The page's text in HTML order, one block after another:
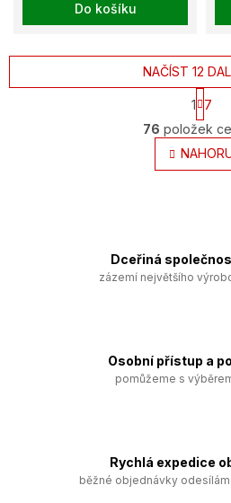
Do košíku
O
v
l
á
p
r
ý
p
NAČÍST 12
S
t
r
á
n
k
1
7
76 položek
Dceřiná
zázemí největšího
Osobní přístup a
pomůžeme s
Rychlá expedice
běžné objednávky